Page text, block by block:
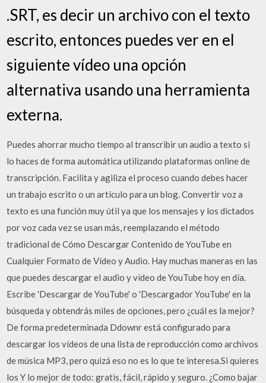
.SRT, es decir un archivo con el texto
escrito, entonces puedes ver en el
siguiente vídeo una opción
alternativa usando una herramienta
externa.
Puedes ahorrar mucho tiempo al transcribir un audio a texto si
lo haces de forma automática utilizando plataformas online de
transcripción. Facilita y agiliza el proceso cuando debes hacer
un trabajo escrito o un artículo para un blog. Convertir voz a
texto es una función muy útil ya que los mensajes y los dictados
por voz cada vez se usan más, reemplazando el método
tradicional de Cómo Descargar Contenido de YouTube en
Cualquier Formato de Vídeo y Audio. Hay muchas maneras en las
que puedes descargar el audio y vídeo de YouTube hoy en día.
Escribe 'Descargar de YouTube' o 'Descargador YouTube' en la
búsqueda y obtendrás miles de opciones, pero ¿cuál es la mejor?
De forma predeterminada Ddownr está configurado para
descargar los vídeos de una lista de reproducción como archivos
de música MP3, pero quizá eso no es lo que te interesa.Si quieres
los Y lo mejor de todo: gratis, fácil, rápido y seguro. ¿Como bajar